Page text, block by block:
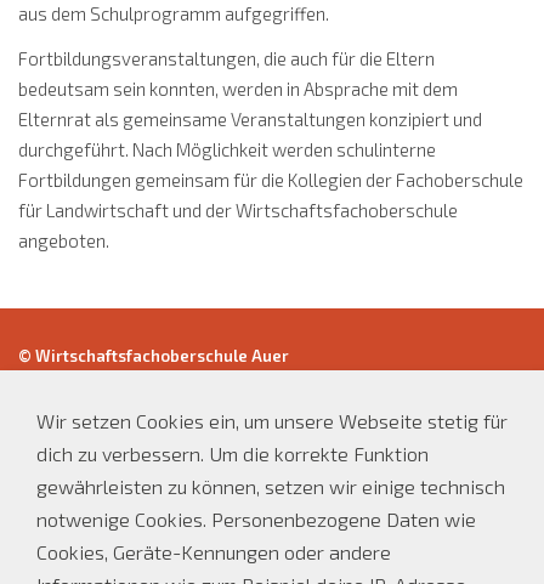
aus dem Schulprogramm aufgegriffen.
Fortbildungsveranstaltungen, die auch für die Eltern
bedeutsam sein konnten, werden in Absprache mit dem
Elternrat als gemeinsame Veranstaltungen konzipiert und
durchgeführt. Nach Möglichkeit werden schulinterne
Fortbildungen gemeinsam für die Kollegien der Fachoberschule
für Landwirtschaft und der Wirtschaftsfachoberschule
angeboten.
© Wirtschaftsfachoberschule Auer
Öffnungszeiten Sekretariat:
Tel.0471-810534
E-Mail: wfo.auer@schule.suedtirol.it
Montag bis Freitag 8:00 - 12:00 Uhr
Wir setzen Cookies ein, um unsere Webseite stetig für
dich zu verbessern. Um die korrekte Funktion
gewährleisten zu können, setzen wir einige technisch
notwenige Cookies. Personenbezogene Daten wie
Cookies, Geräte-Kennungen oder andere